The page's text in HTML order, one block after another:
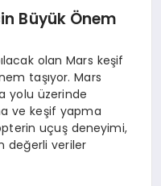
Büyük Önem
olan Mars keşif
taşıyor. Mars
yolu üzerinde
ve keşif yapma
uçuş deneyimi,
değerli veriler